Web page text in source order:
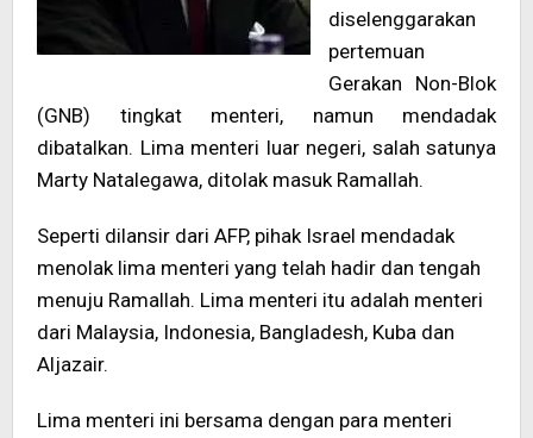
diselenggarakan
pertemuan
Gerakan Non-Blok
(GNB) tingkat menteri, namun mendadak
dibatalkan. Lima menteri luar negeri, salah satunya
Marty Natalegawa, ditolak masuk Ramallah.
Seperti dilansir dari AFP, pihak Israel mendadak
menolak lima menteri yang telah hadir dan tengah
menuju Ramallah. Lima menteri itu adalah menteri
dari Malaysia, Indonesia, Bangladesh, Kuba dan
Aljazair.
Lima menteri ini bersama dengan para menteri